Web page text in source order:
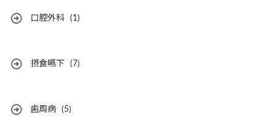
口腔外科 (1)
摂食嚥下 (7)
歯周病 (5)